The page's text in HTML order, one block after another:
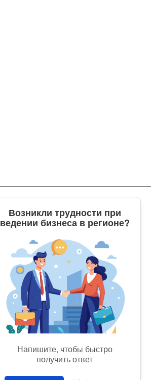
Возникли трудности при
ведении бизнеса в регионе?
Напишите, чтобы быстро
получить ответ